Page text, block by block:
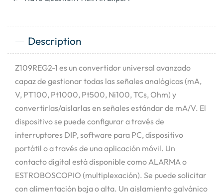
Description
Z109REG2-1 es un convertidor universal avanzado
capaz de gestionar todas las señales analógicas (mA,
V, PT100, Pt1000, Pt500, Ni100, TCs, Ohm) y
convertirlas/aislarlas en señales estándar de mA/V. El
dispositivo se puede configurar a través de
interruptores DIP, software para PC, dispositivo
portátil o a través de una aplicación móvil. Un
contacto digital está disponible como ALARMA o
ESTROBOSCOPIO (multiplexación). Se puede solicitar
con alimentación baja o alta. Un aislamiento galvánico